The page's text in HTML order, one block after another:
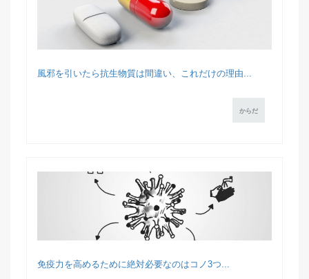
風邪を引いたら抗生物質は間違い、これだけの理由...
からだ
免疫力を高めるために絶対必要なのはコノ3つ...